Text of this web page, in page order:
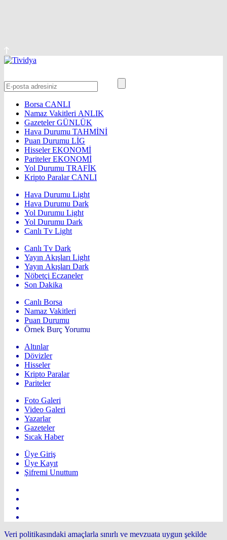
Borsa CANLI
Namaz Vakitleri ANLIK
GazetelerGÜNLÜK
Hava Durumu TAHMİNİ
Puan Durumu LİG
HisselerEKONOMİ
ParitelerEKONOMİ
Yol Durumu TRAFİK
Kripto ParalarCANLI
Hava Durumu Light
Hava Durumu Dark
Yol Durumu Light
Yol Durumu Dark
Canlı Tv Light
Canlı Tv Dark
Yayın Akışları Light
Yayın Akışları Dark
Nöbetçi Eczaneler
Son Dakika
Canlı Borsa
Namaz Vakitleri
Puan Durumu
Örnek Burç Yorumu
Altınlar
Dövizler
Hisseler
Kripto Paralar
Pariteler
Foto Galeri
Video Galeri
Yazarlar
Gazeteler
Sıcak Haber
Üye Giriş
Üye Kayıt
Şifremi Unuttum
Veri politikasındaki amaçlarla sınırlı ve mevzuata uygun şekilde